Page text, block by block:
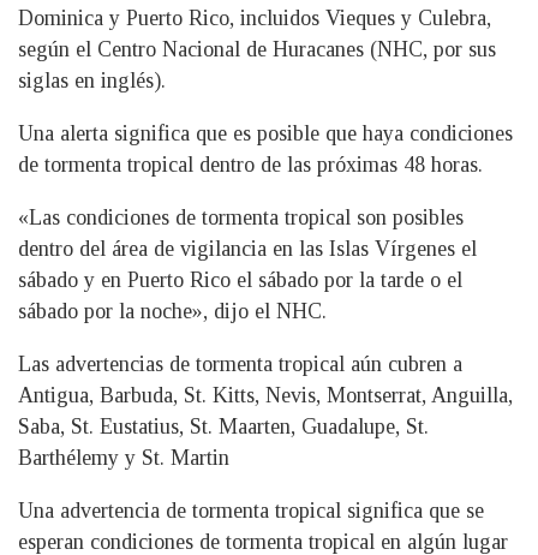
Dominica y Puerto Rico, incluidos Vieques y Culebra,
según el Centro Nacional de Huracanes (NHC, por sus
siglas en inglés).
Una alerta significa que es posible que haya condiciones
de tormenta tropical dentro de las próximas 48 horas.
«Las condiciones de tormenta tropical son posibles
dentro del área de vigilancia en las Islas Vírgenes el
sábado y en Puerto Rico el sábado por la tarde o el
sábado por la noche», dijo el NHC.
Las advertencias de tormenta tropical aún cubren a
Antigua, Barbuda, St. Kitts, Nevis, Montserrat, Anguilla,
Saba, St. Eustatius, St. Maarten, Guadalupe, St.
Barthélemy y St. Martin
Una advertencia de tormenta tropical significa que se
esperan condiciones de tormenta tropical en algún lugar